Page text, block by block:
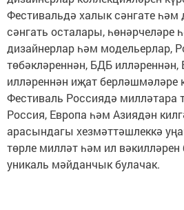
Фестивальдә халык сәнгате һәм
сәнгать осталары, һөнәрчеләре
дизайнерлар һәм модельерлар,
төбәкләреннән, БДБ илләреннән,
илләреннән иҗат берләшмәләре
Фестиваль Россиядә милләтара
Россия, Европа һәм Азиядән
арасындагы хезмәттәшлеккә
төрле милләт һәм ил вәкилләрен
уникаль мәйданчык булачак.